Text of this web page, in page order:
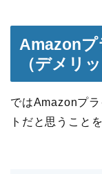
Amazonプ
（デメリッ
ではAmazonプ
トだと思うこと